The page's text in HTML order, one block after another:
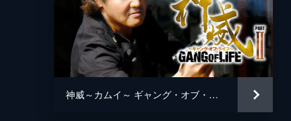
神威～カムイ～ ギャング・オブ・ライフ PART II